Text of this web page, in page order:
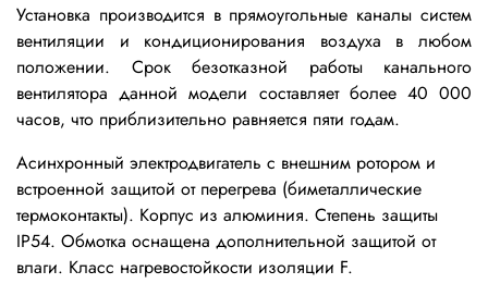
Установка производится в прямоугольные каналы систем
вентиляции и кондиционирования воздуха в любом
положении. Срок безотказной работы канального
вентилятора данной модели составляет более 40 000
часов, что приблизительно равняется пяти годам.
Асинхронный электродвигатель с внешним ротором и
встроенной защитой от перегрева (биметаллические
термоконтакты). Корпус из алюминия. Степень защиты
IP54. Обмотка оснащена дополнительной защитой от
влаги. Класс нагревостойкости изоляции F.